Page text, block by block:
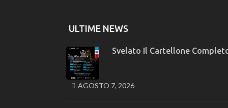
ULTIME NEWS
Svelato Il Cartellone
AGOSTO 7, 2026